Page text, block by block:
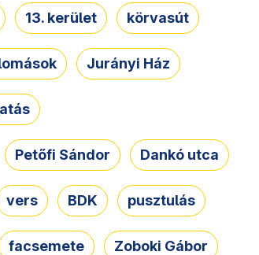
13. kerület körvasút
Jurányi Ház
Petőfi Sándor Dankó utca
vers BDK pusztulás
facsemete Zoboki Gábor